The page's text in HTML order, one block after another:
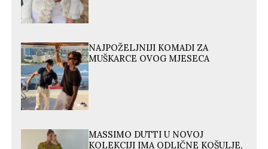
NAJPOŽELJNIJI KOMADI ZA
MUŠKARCE OVOG MJESECA
MASSIMO DUTTI U NOVOJ
KOLEKCIJI IMA ODLIČNE KOŠULJE,